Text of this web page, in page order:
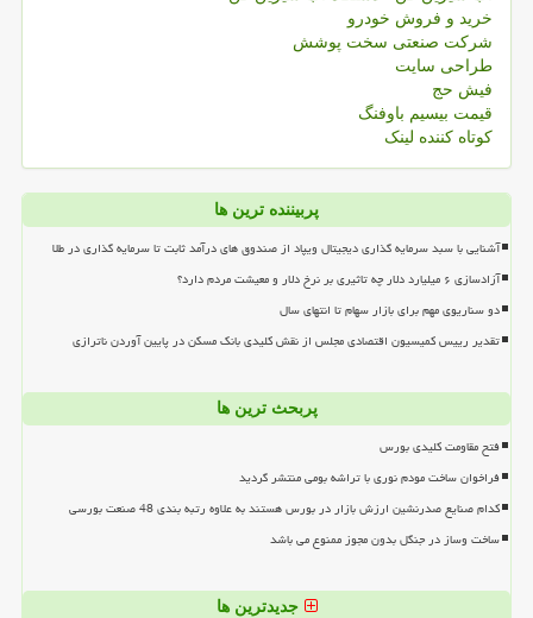
خرید و فروش خودرو
شرکت صنعتی سخت پوشش
طراحی سایت
فیش حج
قیمت بیسیم باوفنگ
کوتاه کننده لینک
پربیننده ترین ها
آشنایی با سبد سرمایه گذاری دیجیتال ویپاد از صندوق های درآمد ثابت تا سرمایه گذاری در طلا
آزادسازی ۶ میلیارد دلار چه تاثیری بر نرخ دلار و معیشت مردم دارد؟
دو سناریوی مهم برای بازار سهام تا انتهای سال
تقدیر رییس کمیسیون اقتصادی مجلس از نقش کلیدی بانک مسکن در پایین آوردن ناترازی
پربحث ترین ها
فتح مقاومت کلیدی بورس
فراخوان ساخت مودم نوری با تراشه بومی منتشر گردید
کدام صنایع صدرنشین ارزش بازار در بورس هستند به علاوه رتبه بندی 48 صنعت بورسی
ساخت وساز در جنگل بدون مجوز ممنوع می باشد
جدیدترین ها